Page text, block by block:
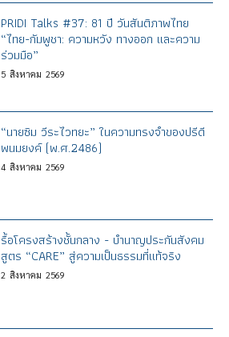
PRIDI Talks #37: 81 ปี วันสันติภาพไทย
“ไทย-กัมพูชา: ความหวัง ทางออก และความ
ร่วมมือ”
5 สิงหาคม 2569
“นายซิม วีระไวทยะ” ในความทรงจำของปรีดี
พนมยงค์ (พ.ศ.2486)
4 สิงหาคม 2569
รื้อโครงสร้างชั้นกลาง - บำนาญประกันสังคม
สูตร “CARE” สู่ความเป็นธรรมที่แท้จริง
2 สิงหาคม 2569